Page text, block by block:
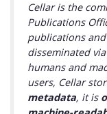
Cellar is the
Publications
publications
disseminated
humans and
users, Cellar
metadata, it is